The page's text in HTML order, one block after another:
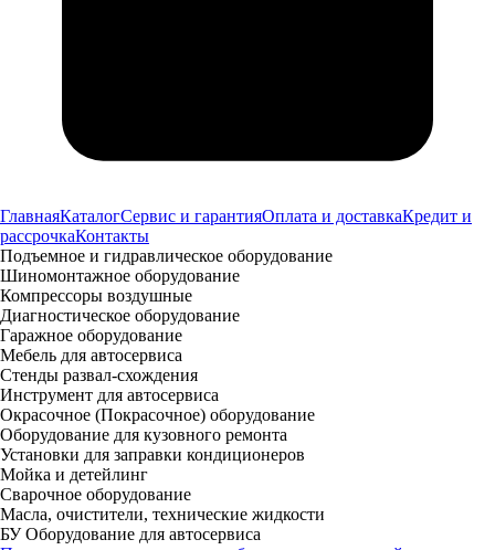
ГлавнаяКаталогСервис и гарантияОплата и доставкаКредит и
рассрочкаКонтакты
Подъемное и гидравлическое оборудование
Шиномонтажное оборудование
Компрессоры воздушные
Диагностическое оборудование
Гаражное оборудование
Мебель для автосервиса
Стенды развал-схождения
Инструмент для автосервиса
Окрасочное (Покрасочное) оборудование
Оборудование для кузовного ремонта
Установки для заправки кондиционеров
Мойка и детейлинг
Сварочное оборудование
Масла, очистители, технические жидкости
БУ Оборудование для автосервиса